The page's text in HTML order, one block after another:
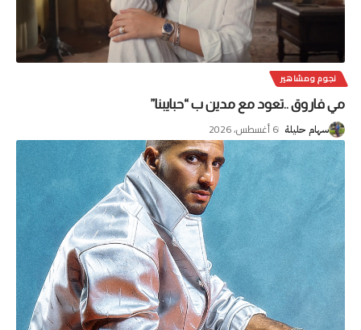
نجوم ومشاهير
مي فاروق ..تعود مع مدين ب “حبايبنا”
سهام حليلة 6 أغسطس، 2026